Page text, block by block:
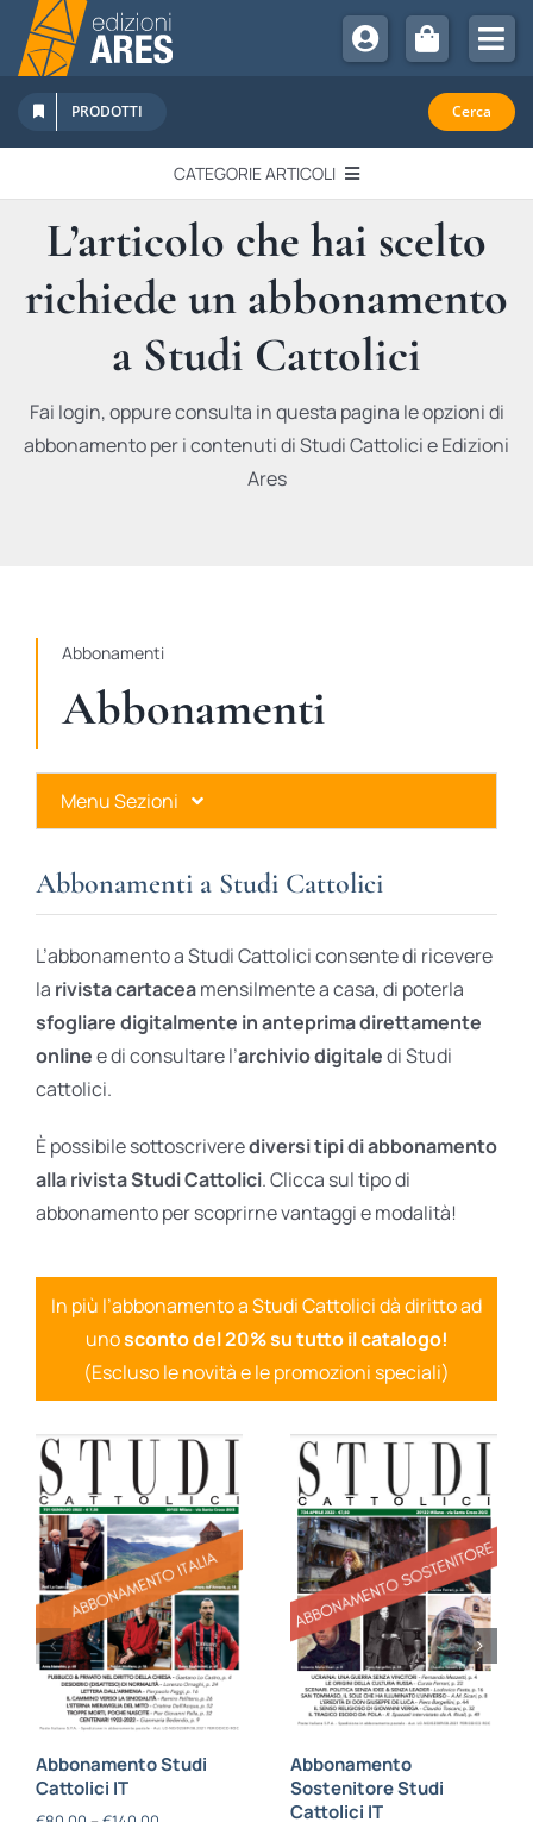
Salta
contenuto
Chi Siamo
Sostienici
Abbonamenti
Promozioni
Newsletter
PRODOTTI Cerca
CATEGORIE ARTICOLI
EDITORIALI
IN QUESTO NUMERO
RECENSIONI
L’articolo che hai scelto
richiede un abbonamento
a Studi Cattolici
Fai login, oppure consulta in questa pagina le opzioni di
abbonamento per i contenuti di Studi Cattolici e Edizioni
Ares
Abbonamenti
Abbonamenti
Menu Sezioni
Ares Gold
Ares Digital
Ares Gift Card
Abbonamenti a Studi Cattolici
L’abbonamento a Studi Cattolici consente di ricevere
la rivista cartaceamensilmente a casa, di poterla
sfogliare digitalmente in anteprima direttamente
onlinee di consultare l’archivio digitaledi Studi
cattolici.
È possibile sottoscriverediversi tipi di abbonamento
alla rivista Studi Cattolici. Clicca sul tipo di
abbonamento per scoprirne vantaggi e modalità!
In più l’abbonamento a Studi Cattolici dà diritto ad
unosconto del 20% su tutto il catalogo!
(Escluso le novità e le promozioni speciali)
Abbonamento Studi
Cattolici IT
Abbonamento
Sostenitore Studi
Cattolici IT